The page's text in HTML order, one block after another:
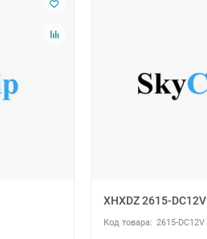
XHXDZ 2615-DC12V
2615-DC12V